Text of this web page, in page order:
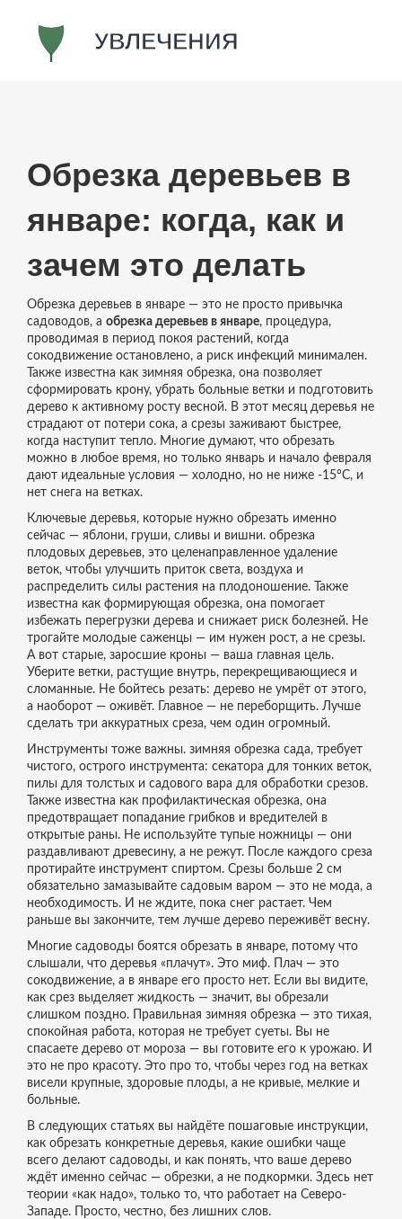
Обрезка деревьев в
январе: когда, как и
зачем это делать
Обрезка деревьев в январе — это не просто привычка
садоводов, а обрезка деревьев в январе, процедура,
проводимая в период покоя растений, когда
сокодвижение остановлено, а риск инфекций минимален.
Также известна как зимняя обрезка, она позволяет
сформировать крону, убрать больные ветки и подготовить
дерево к активному росту весной.В этот месяц деревья не
страдают от потери сока, а срезы заживают быстрее,
когда наступит тепло. Многие думают, что обрезать
можно в любое время, но только январь и начало февраля
дают идеальные условия — холодно, но не ниже -15°C, и
нет снега на ветках.
Ключевые деревья, которые нужно обрезать именно
сейчас — яблони, груши, сливы и вишни. обрезка
плодовых деревьев, это целенаправленное удаление
веток, чтобы улучшить приток света, воздуха и
распределить силы растения на плодоношение. Также
известна как формирующая обрезка, она помогает
избежать перегрузки дерева и снижает риск болезней. Не
трогайте молодые саженцы — им нужен рост, а не срезы.
А вот старые, заросшие кроны — ваша главная цель.
Уберите ветки, растущие внутрь, перекрещивающиеся и
сломанные. Не бойтесь резать: дерево не умрёт от этого,
а наоборот — оживёт. Главное — не переборщить. Лучше
сделать три аккуратных среза, чем один огромный.
Инструменты тоже важны. зимняя обрезка сада, требует
чистого, острого инструмента: секатора для тонких веток,
пилы для толстых и садового вара для обработки срезов.
Также известна как профилактическая обрезка, она
предотвращает попадание грибков и вредителей в
открытые раны. Не используйте тупые ножницы — они
раздавливают древесину, а не режут. После каждого среза
протирайте инструмент спиртом. Срезы больше 2 см
обязательно замазывайте садовым варом — это не мода, а
необходимость. И не ждите, пока снег растает. Чем
раньше вы закончите, тем лучше дерево переживёт весну.
Многие садоводы боятся обрезать в январе, потому что
слышали, что деревья «плачут». Это миф. Плач — это
сокодвижение, а в январе его просто нет. Если вы видите,
как срез выделяет жидкость — значит, вы обрезали
слишком поздно. Правильная зимняя обрезка — это тихая,
спокойная работа, которая не требует суеты. Вы не
спасаете дерево от мороза — вы готовите его к урожаю. И
это не про красоту. Это про то, чтобы через год на ветках
висели крупные, здоровые плоды, а не кривые, мелкие и
больные.
В следующих статьях вы найдёте пошаговые инструкции,
как обрезать конкретные деревья, какие ошибки чаще
всего делают садоводы, и как понять, что ваше дерево
ждёт именно сейчас — обрезки, а не подкормки. Здесь нет
теории «как надо», только то, что работает на Северо-
Западе. Просто, честно, без лишних слов.